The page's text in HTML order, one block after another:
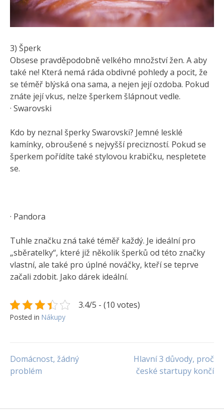
3) Šperk
Obsese pravděpodobně velkého množství žen. A aby
také ne! Která nemá ráda obdivné pohledy a pocit, že
se téměř blýská ona sama, a nejen její ozdoba. Pokud
znáte její vkus, nelze šperkem šlápnout vedle.
· Swarovski
Kdo by neznal šperky Swarovski? Jemné lesklé
kamínky, obroušené s nejvyšší precizností. Pokud se
šperkem pořídíte také stylovou krabičku, nespletete
se.
· Pandora
Tuhle značku zná také téměř každý. Je ideální pro
„sběratelky“, které již několik šperků od této značky
vlastní, ale také pro úplné nováčky, kteří se teprve
začali zdobit. Jako dárek ideální.
3.4/5 - (10 votes)
Posted in Nákupy
Navigace
Domácnost, žádný
problém
Hlavní 3 důvody, proč
české startupy končí